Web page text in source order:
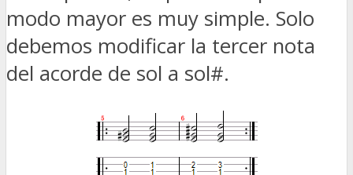
modo mayor es muy simple. Solo
debemos modificar la tercer nota
del acorde de sol a sol#.